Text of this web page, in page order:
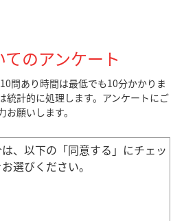
のアンケート
問あり時間は最低でも10分かかりま
統計的に処理します。アンケートにご
お願いします。
、以下の「同意する」にチェッ
選びください。